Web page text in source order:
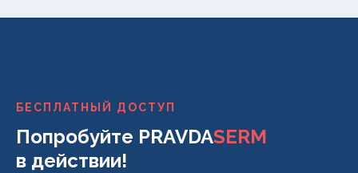
БЕСПЛАТНЫЙ ДОСТУП
Попробуйте PRAVDASERM
в действии!